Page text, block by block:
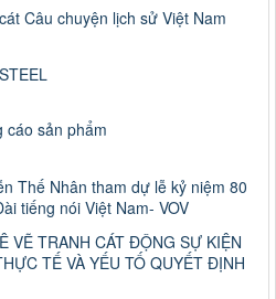
Câu chuyện lịch sử Việt Nam
cáo sản phẩm
Thế Nhân tham dự lễ kỷ niệm 80
tiếng nói Việt Nam- VOV
VẼ TRANH CÁT ĐỘNG SỰ KIỆN
TẾ VÀ YẾU TỐ QUYẾT ĐỊNH